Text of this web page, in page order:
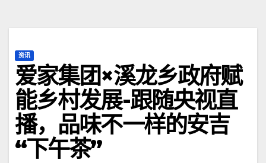
资讯
爱家集团×溪龙乡政府赋
能乡村发展-跟随央视直
播，品味不一样的安吉
“下午茶”